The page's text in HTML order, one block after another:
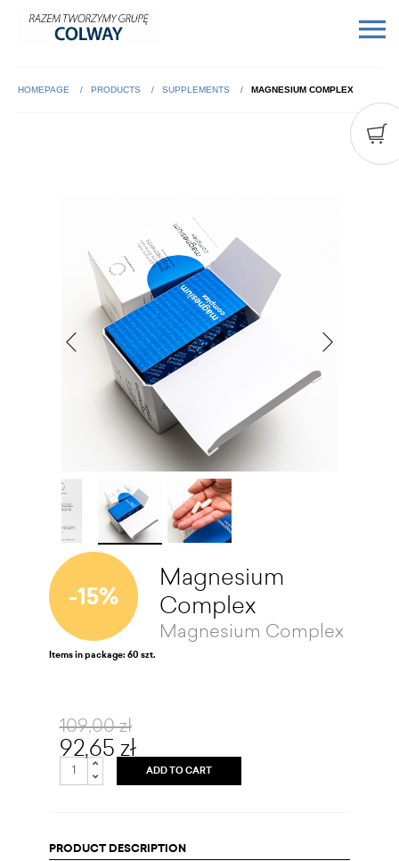
HOMEPAGE PRODUCTS SUPPLEMENTS MAGNESIUM COMPLEX
-15%
Magnesium
Complex
Magnesium Complex
Items in package: 60 szt.
92,65 zł
109,00 zł
ADD TO CART
PRODUCT DESCRIPTION